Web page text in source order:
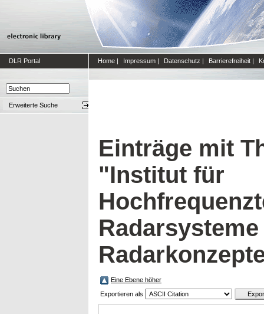
DLR Portal Home | Impressum | Datenschutz | Barrierefreiheit |
Erweiterte Suche
Einträge mit
"Institut für
Radarsysteme
Eine Ebene höher
Exportieren als